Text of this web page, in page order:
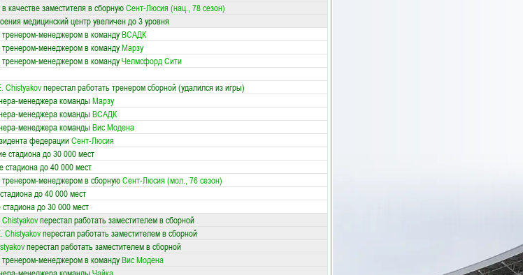
качестве заместителя в сборнуюСент-Люсия (нац., 78 сезон)
медицинский центр увеличен до 3 уровня
тренером-менеджером в командуВСАДК
тренером-менеджером в командуМарзу
тренером-менеджером в командуЧелмсфорд Сити
Chistyakovперестал работать тренером сборной (удалился из игры)
менеджера командыМарзу
менеджера командыВСАДК
менеджера командыВис Модена
федерацииСент-Люсия
стадиона до 30 000 мест
до 40 000 мест
тренером-менеджером в сборнуюСент-Люсия (мол., 76 сезон)
до 40 000 мест
до 30 000 мест
перестал работать заместителем в сборной
Chistyakovперестал работать заместителем в сборной
перестал работать заместителем в сборной
тренером-менеджером в командуВис Модена